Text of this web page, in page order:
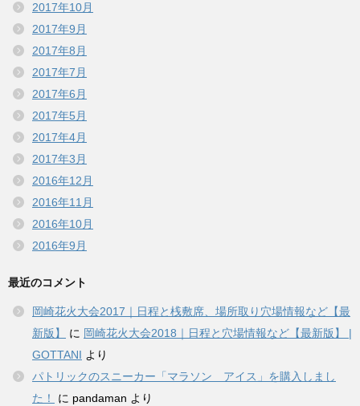
2017年10月
2017年9月
2017年8月
2017年7月
2017年6月
2017年5月
2017年4月
2017年3月
2016年12月
2016年11月
2016年10月
2016年9月
最近のコメント
岡崎花火大会2017｜日程と桟敷席、場所取り穴場情報など【最
新版】
に 岡崎花火大会2018｜日程と穴場情報など【最新版】 |
GOTTANI より
パトリックのスニーカー「マラソン アイス」を購入しまし
た！
に pandaman より